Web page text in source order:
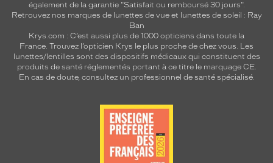
également de la garantie "Satisfait ou remboursé 30 jours".
Retrouvez nos marques de lunettes de vue et lunettes de soleil : Ray
Ban
Krys.com : C’est aussi plus de 1000 opticiens dans toute la
France. Trouvez l’opticien Krys le plus proche de chez vous. Les
lunettes/lentilles sont des dispositifs médicaux qui constituent des
produits de santé réglementés portant à ce titre le marquage CE.
En cas de doute, consultez un professionnel de santé spécialisé.